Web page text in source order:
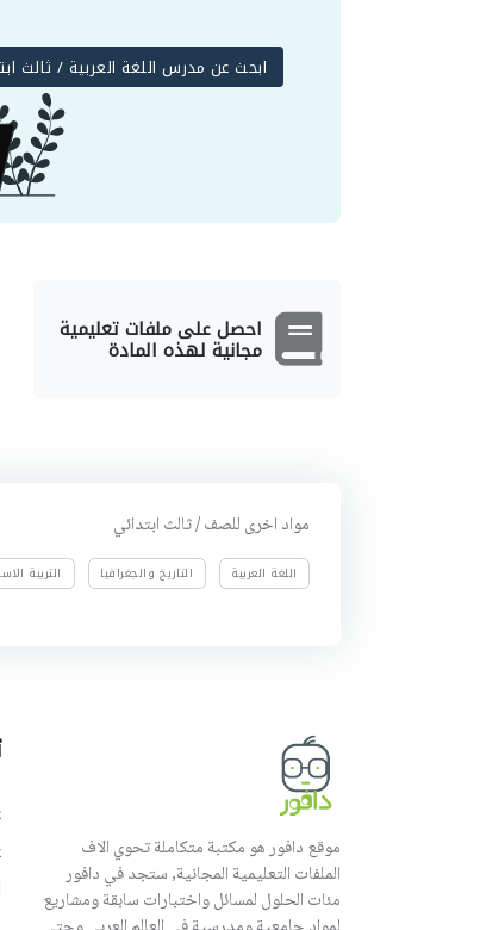
ابحث عن مدرس اللغة العربية / ثالث
احصل على ملفات تعليمية
مجانية لهذه المادة
مواد اخرى للصف / ثالث ابتدائي
اللغة العربية التاريخ والجغرافيا التربية
موقع دافور هو مكتبة متكاملة تحوي الاف
الملفات التعليمية المجانية, ستجد في دافور
مئات الحلول لمسائل واختبارات سابقة ومشاريع